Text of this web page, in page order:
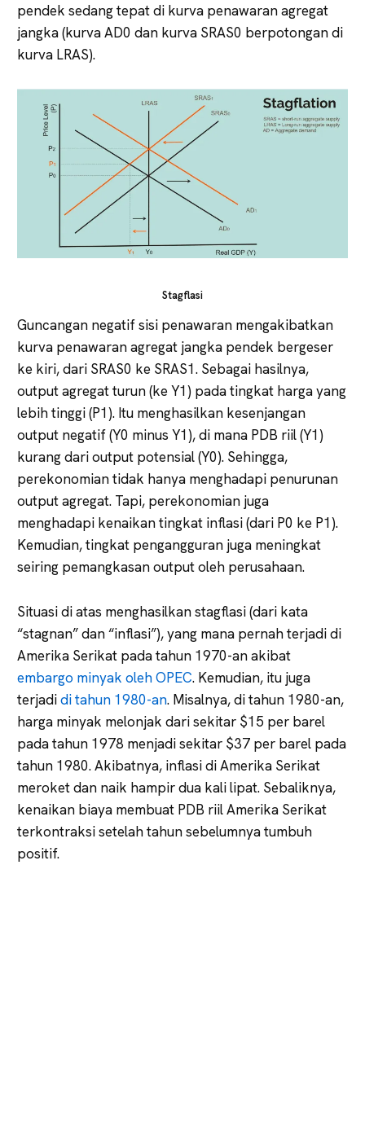
pendek sedang tepat di kurva penawaran agregat
jangka (kurva AD0 dan kurva SRAS0 berpotongan di
kurva LRAS).
Stagflasi
Guncangan negatif sisi penawaran mengakibatkan
kurva penawaran agregat jangka pendek bergeser
ke kiri, dari SRAS0 ke SRAS1. Sebagai hasilnya,
output agregat turun (ke Y1) pada tingkat harga yang
lebih tinggi (P1). Itu menghasilkan kesenjangan
output negatif (Y0 minus Y1), di mana PDB riil (Y1)
kurang dari output potensial (Y0). Sehingga,
perekonomian tidak hanya menghadapi penurunan
output agregat. Tapi, perekonomian juga
menghadapi kenaikan tingkat inflasi (dari P0 ke P1).
Kemudian, tingkat pengangguran juga meningkat
seiring pemangkasan output oleh perusahaan.
Situasi di atas menghasilkan stagflasi (dari kata
“stagnan” dan “inflasi”), yang mana pernah terjadi di
Amerika Serikat pada tahun 1970-an akibat
embargo minyak oleh OPEC. Kemudian, itu juga
terjadidi tahun 1980-an. Misalnya, di tahun 1980-an,
harga minyak melonjak dari sekitar $15 per barel
pada tahun 1978 menjadi sekitar $37 per barel pada
tahun 1980. Akibatnya, inflasi di Amerika Serikat
meroket dan naik hampir dua kali lipat. Sebaliknya,
kenaikan biaya membuat PDB riil Amerika Serikat
terkontraksi setelah tahun sebelumnya tumbuh
positif.